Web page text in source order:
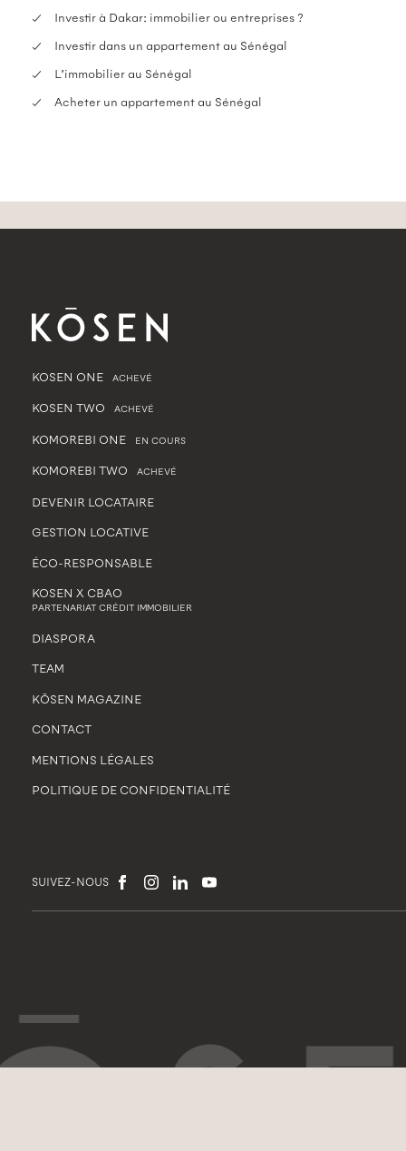
Investir à Dakar: immobilier ou entreprises ?
Investir dans un appartement au Sénégal
L’immobilier au Sénégal
Acheter un appartement au Sénégal
KOSEN ONE ACHEVÉ
KOSEN TWO ACHEVÉ
KOMOREBI ONE EN COURS
KOMOREBI TWO ACHEVÉ
DEVENIR LOCATAIRE
GESTION LOCATIVE
ÉCO-RESPONSABLE
KOSEN X CBAO
PARTENARIAT CRÉDIT IMMOBILIER
DIASPORA
TEAM
KŌSEN MAGAZINE
CONTACT
MENTIONS LÉGALES
POLITIQUE DE CONFIDENTIALITÉ
SUIVEZ-NOUS